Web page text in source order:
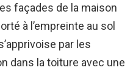
façades de la maison
à l’empreinte au sol
par les
dans la toiture avec une